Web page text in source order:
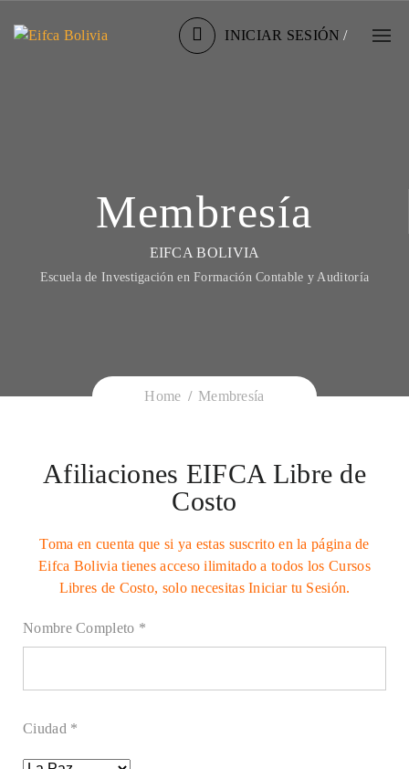
INICIAR SESIÓN /
Membresía
EIFCA BOLIVIA
Escuela de Investigación en Formación Contable y Auditoría
Home Membresía
Afiliaciones EIFCA Libre de
Costo
Toma en cuenta que si ya estas suscrito en la página de
Eifca Bolivia tienes acceso ilimitado a todos los Cursos
Libres de Costo, solo necesitas Iniciar tu Sesión.
Nombre Completo *
Ciudad *